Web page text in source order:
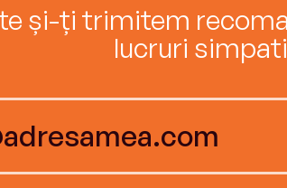
și-ți trimitem
lucruri